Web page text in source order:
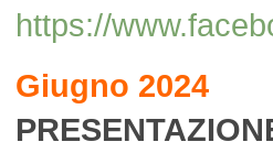
https://
Giugno 2024